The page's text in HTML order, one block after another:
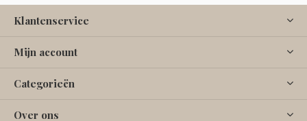
Klantenservice
Mijn account
Categorieën
Over ons